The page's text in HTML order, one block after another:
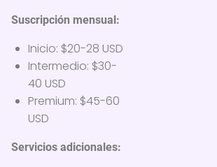
Suscripción mensual:
Inicio: $20-28 USD
Intermedio: $30-
40 USD
Premium: $45-60
USD
Servicios adicionales: